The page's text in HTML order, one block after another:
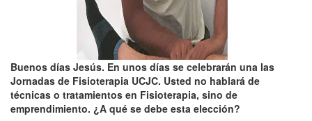
Buenos días Jesús. En unos días se celebrarán una las
Jornadas de Fisioterapia UCJC. Usted no hablará de
técnicas o tratamientos en Fisioterapia, sino de
emprendimiento. ¿A qué se debe esta elección?